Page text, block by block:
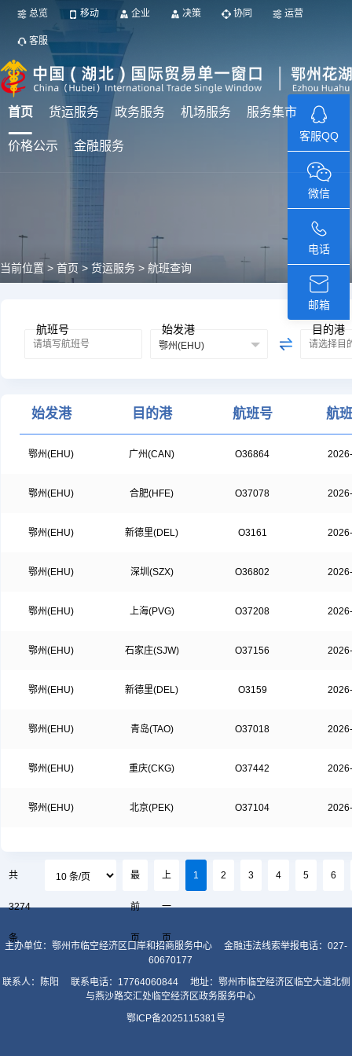
客服QQ
微信
电话
邮箱
总览 移动 企业 决策 协同 运营
客服
首页 货运服务 政务服务 机场服务 服务集市
价格公示 金融服务
当前位置 > 首页 > 货运服务 > 航班查询
航班号 始发港 目的港
始发港 目的港 航班号 航
鄂州(EHU) 广州(CAN) O36864
鄂州(EHU) 合肥(HFE) O37078
鄂州(EHU) 新德里(DEL) O3161
鄂州(EHU) 深圳(SZX) O36802
鄂州(EHU) 上海(PVG) O37208
鄂州(EHU) 石家庄(SJW) O37156
鄂州(EHU) 新德里(DEL) O3159
鄂州(EHU) 青岛(TAO) O37018
鄂州(EHU) 重庆(CKG) O37442
鄂州(EHU) 北京(PEK) O37104
共
3274
条
最
前
页
上
一
页
1 2 3 4 5 6
主办单位：鄂州市临空经济区口岸和招商服务中心
金融违法线索举报电话：027-
60670177
联系人：陈阳
联系电话：17764060844
地址：鄂州市临空经济区临空大道北侧
与燕沙路交汇处临空经济区政务服务中心
鄂ICP备2025115381号